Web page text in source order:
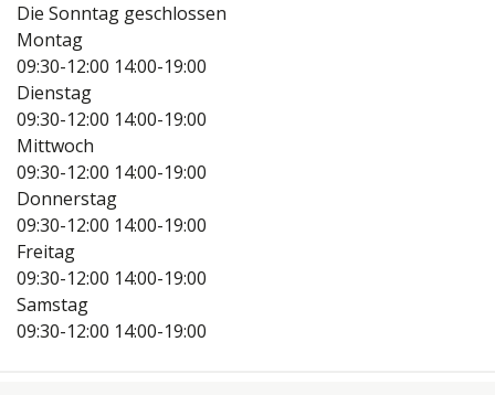
Die Sonntag geschlossen
Montag
09:30-12:00 14:00-19:00
Dienstag
09:30-12:00 14:00-19:00
Mittwoch
09:30-12:00 14:00-19:00
Donnerstag
09:30-12:00 14:00-19:00
Freitag
09:30-12:00 14:00-19:00
Samstag
09:30-12:00 14:00-19:00